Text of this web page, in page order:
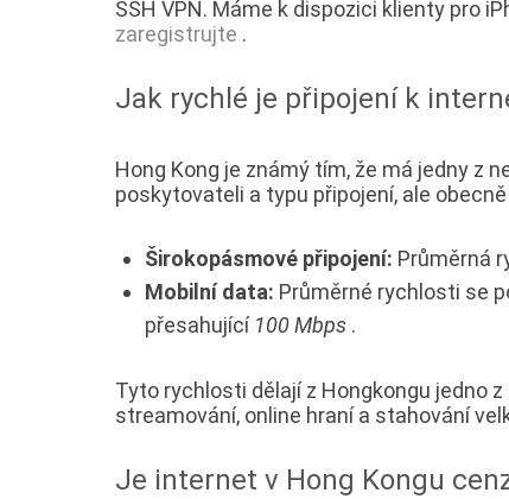
SSH VPN. Máme k dispozici klienty pro
zaregistrujte .
Jak rychlé je připojení k
Hong Kong je známý tím, že má jedny z
poskytovateli a typu připojení, ale
Širokopásmové připojení: Průměrná
Mobilní data: Průměrné rychlosti se
přesahující 100 Mbps .
Tyto rychlosti dělají z Hongkongu jedno
streamování, online hraní a stahování
Je internet v Hong Kongu